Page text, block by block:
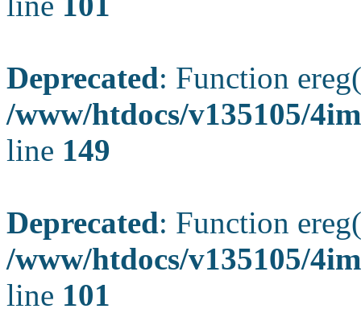
Deprecated: Function
/www/htdocs/v135105/
line 149
Deprecated: Function
/www/htdocs/v135105/
line 101